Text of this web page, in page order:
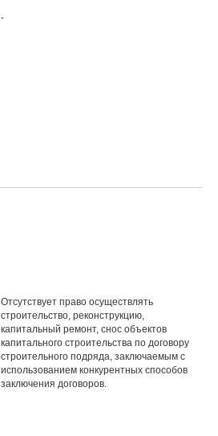
-
Отсутствует право осуществлять
строительство, реконструкцию,
капитальный ремонт, снос объектов
капитального строительства по договору
строительного подряда, заключаемым с
использованием конкурентных способов
заключения договоров.